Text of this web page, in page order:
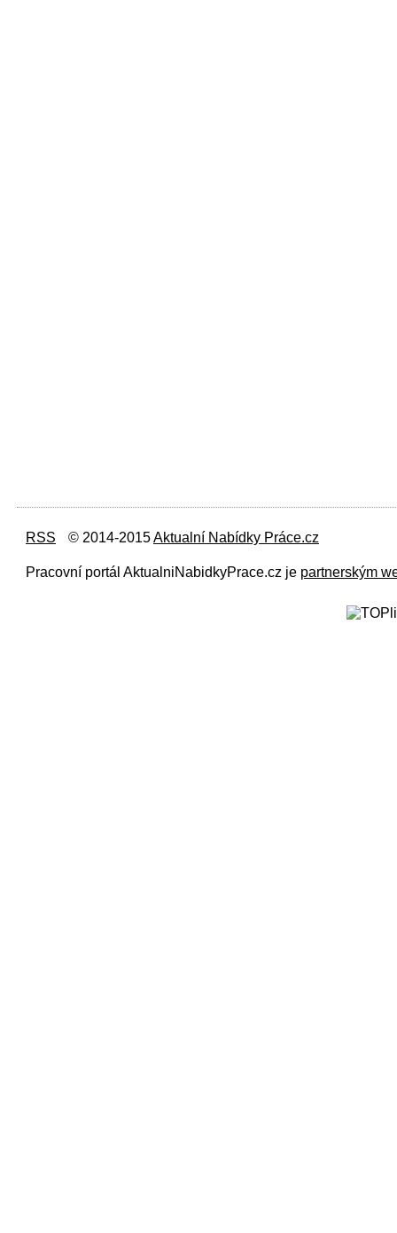
RSS © 2014-2015Aktualní Nabídky Práce.cz
Pracovní portál AktualniNabidkyPrace.cz je partnerským